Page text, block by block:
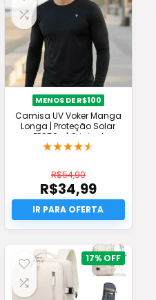
MENOS DE R$100
Camisa UV Voker Manga
Longa | Proteção Solar
FPS50+ | Original
★★★★★
R$54,90
O
preço
original
era:
R$54,90.
R$34,99
O
preço
atual
é:
R$34,99.
17%